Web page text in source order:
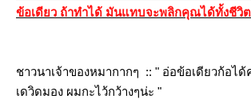
ข้อเดียว ถ้าทำได้ มันแทบจะพลิกคุณได้ทั้งชีวิต
ชาวนาเจ้าของหมากากๆ :: " อ่อข้อเดียวก้อไ
เดวิดมอง ผมกะไว้กว้างๆน่ะ "